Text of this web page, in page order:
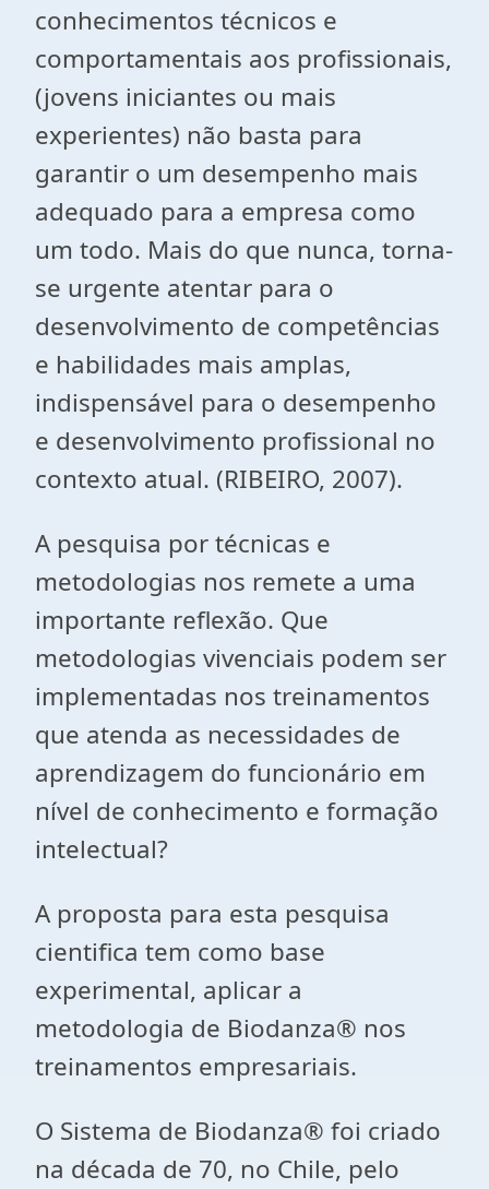
conhecimentos técnicos e
comportamentais aos profissionais,
(jovens iniciantes ou mais
experientes) não basta para
garantir o um desempenho mais
adequado para a empresa como
um todo. Mais do que nunca, torna-
se urgente atentar para o
desenvolvimento de competências
e habilidades mais amplas,
indispensável para o desempenho
e desenvolvimento profissional no
contexto atual. (RIBEIRO, 2007).
A pesquisa por técnicas e
metodologias nos remete a uma
importante reflexão. Que
metodologias vivenciais podem ser
implementadas nos treinamentos
que atenda as necessidades de
aprendizagem do funcionário em
nível de conhecimento e formação
intelectual?
A proposta para esta pesquisa
cientifica tem como base
experimental, aplicar a
metodologia de Biodanza® nos
treinamentos empresariais.
O Sistema de Biodanza® foi criado
na década de 70, no Chile, pelo